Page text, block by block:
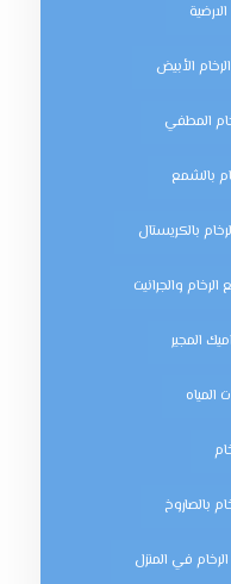
الأبيض
المطفي
بالشمع
بالكريستال
الرخام والجرانيت
المجير
المياه
بالصاروخ
في المنزل